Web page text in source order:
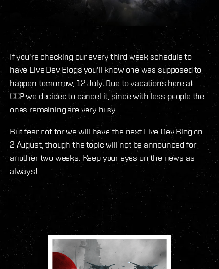
If you're checking our every third week schedule to
have Live Dev Blogs you'll know one was supposed to
happen tomorrow, 12 July. Due to vacations here at
CCP we decided to cancel it, since with less people the
ones remaining are very busy.
But fear not for we will have the next Live Dev Blog on
2 August, though the topic will not be announced for
another two weeks. Keep your eyes on the news as
always!